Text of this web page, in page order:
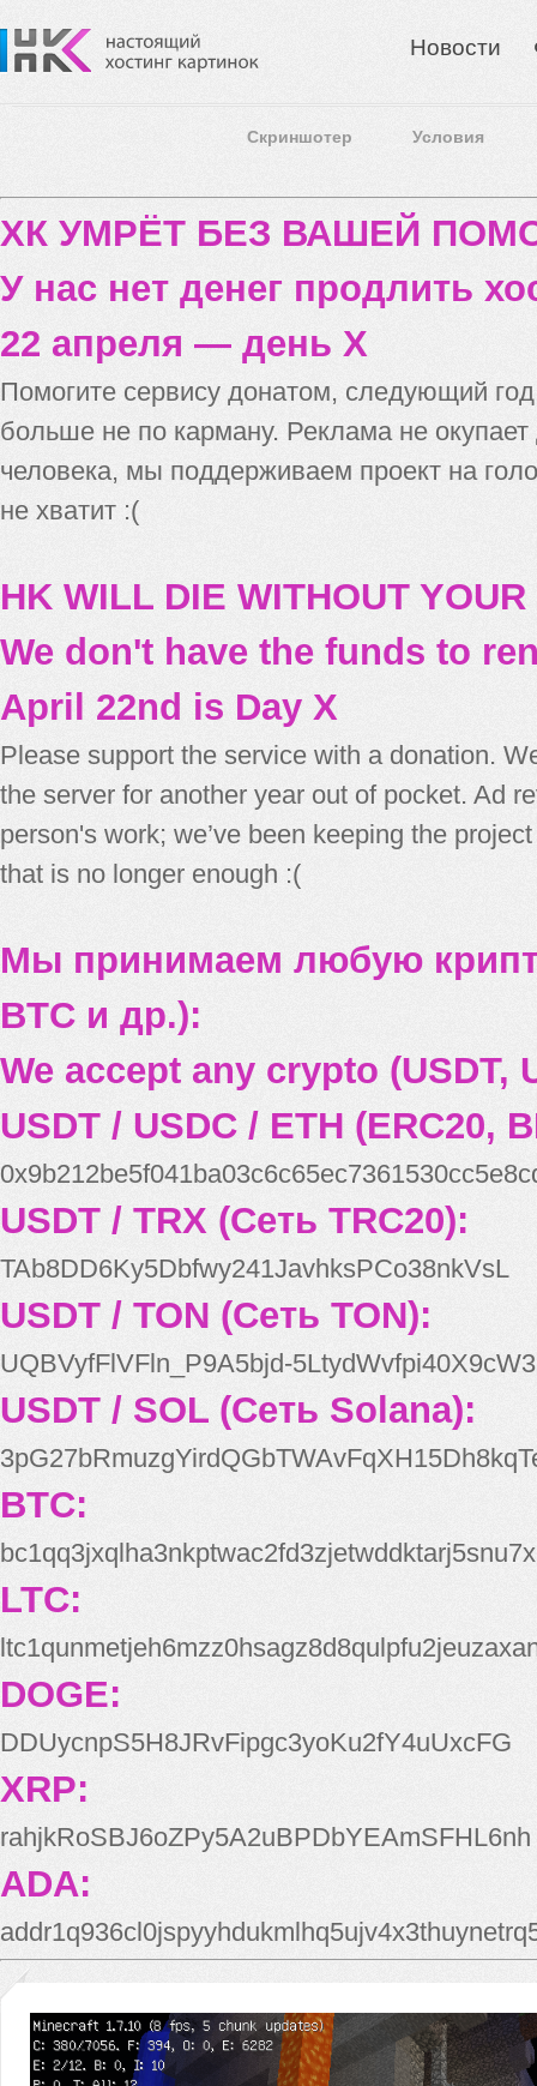
Новости
Скриншотер Условия
ХК УМРЁТ БЕЗ ВАШЕЙ
У нас нет денег продлить
22 апреля — день X
Помогите сервису донатом, следующий
больше не по карману. Реклама не
человека, мы поддерживаем проект на
не хватит :(
HK WILL DIE WITHOUT
We don't have the funds to
April 22nd is Day X
Please support the service with a donation.
the server for another year out of pocket. Ad
person's work; we’ve been keeping the
that is no longer enough :(
Мы принимаем любую
BTC и др.):
We accept any crypto (USDT,
USDT / USDC / ETH (ERC20,
USDT / TRX (Сеть TRC20):
TAb8DD6Ky5Dbfwy241JavhksPCo38nkVsL
USDT / TON (Сеть TON):
UQBVyfFlVFln_P9A5bjd-
USDT / SOL (Сеть Solana):
BTC:
bc1qq3jxqlha3nkptwac2fd3zjetwddktarj5snu7x
LTC:
DOGE:
DDUycnpS5H8JRvFipgc3yoKu2fY4uUxcFG
XRP:
rahjkRoSBJ6oZPy5A2uBPDbYEAmSFHL6nh
ADA: